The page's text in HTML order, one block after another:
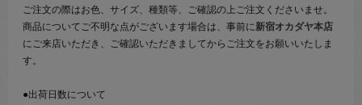
ご注文の際はお色、サイズ、種類等、ご確認の上ご注文くださいませ。
商品についてご不明な点がございます場合は、事前に新宿オカダヤ本店
にご来店いただき、ご確認いただきましてからご注文をお願いいたしま
す。
●出荷日数について